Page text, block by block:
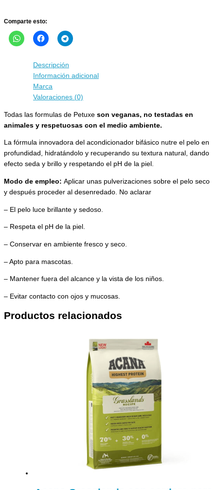
Comparte esto:
Descripción
Información adicional
Marca
Valoraciones (0)
Todas las formulas de Petuxe son veganas, no testadas en
animales y respetuosas con el medio ambiente.
La fórmula innovadora del acondicionador bifásico nutre el pelo en
profundidad, hidratándolo y recuperando su textura natural, dando
efecto seda y brillo y respetando el pH de la piel.
Modo de empleo: Aplicar unas pulverizaciones sobre el pelo seco
y después proceder al desenredado. No aclarar
– El pelo luce brillante y sedoso.
– Respeta el pH de la piel.
– Conservar en ambiente fresco y seco.
– Apto para mascotas.
– Mantener fuera del alcance y la vista de los niños.
– Evitar contacto con ojos y mucosas.
Productos relacionados